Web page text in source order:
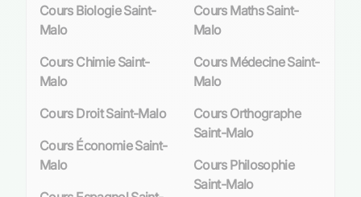
motivations spécifiques de chaque apprenant.
perfectionner vos compétences linguistiques ou
professionnel cherchant à enrichir votre CV, les
répondre efficacement à vos aspirations.
Cette ville portuaire, connue pour son
dynamisme et son ouverture sur le monde,
reconnaît l’apprentissage des langues comme
Cours Biologie Saint-
Malo
Cours Chimie Saint-
Malo
Cours Droit Saint-Malo
Cours Économie Saint-
Malo
Cours Maths Saint-
Malo
Cours Médecine Saint-
Malo
Cours Orthographe
Saint-Malo
Cours Philosophie
Saint-Malo